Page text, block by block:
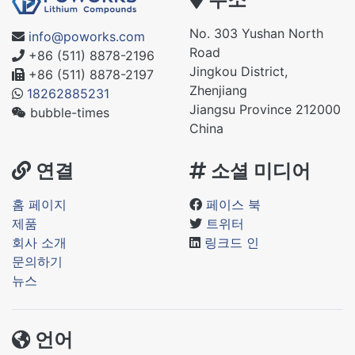
info@poworks.com
+86 (511) 8878-2196
+86 (511) 8878-2197
18262885231
bubble-times
No. 303 Yushan North
Road
Jingkou District,
Zhenjiang
Jiangsu Province 212000
China
연결
홈 페이지
제품
회사 소개
문의하기
뉴스
소셜 미디어
페이스 북
트위터
링크드 인
언어